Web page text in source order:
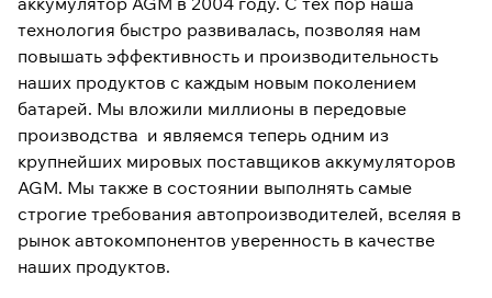
технология быстро развивалась, позволяя нам
повышать эффективность и производительность
наших продуктов с каждым новым поколением
батарей. Мы вложили миллионы в передовые
производства и являемся теперь одним из
крупнейших мировых поставщиков аккумуляторов
AGM. Мы также в состоянии выполнять самые
строгие требования автопроизводителей, вселяя в
рынок автокомпонентов уверенность в качестве
наших продуктов.